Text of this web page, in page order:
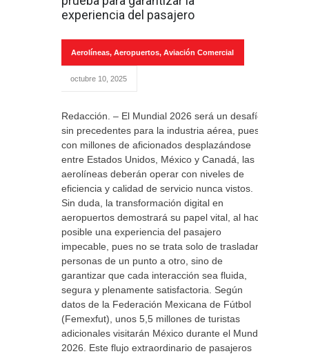
experiencia del pasajero
Aerolíneas, Aeropuertos, Aviación Comercial
octubre 10, 2025
Redacción. – El Mundial 2026 será un desafío
sin precedentes para la industria aérea, pues
con millones de aficionados desplazándose
entre Estados Unidos, México y Canadá, las
aerolíneas deberán operar con niveles de
eficiencia y calidad de servicio nunca vistos.
Sin duda, la transformación digital en
aeropuertos demostrará su papel vital, al hacer
posible una experiencia del pasajero
impecable, pues no se trata solo de trasladar
personas de un punto a otro, sino de
garantizar que cada interacción sea fluida,
segura y plenamente satisfactoria. Según
datos de la Federación Mexicana de Fútbol
(Femexfut), unos 5,5 millones de turistas
adicionales visitarán México durante el Mundial
2026. Este flujo extraordinario de pasajeros